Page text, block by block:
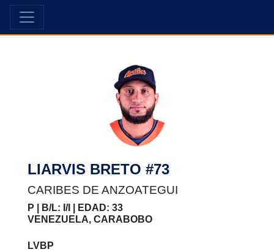
LIARVIS BRETO #73
CARIBES DE ANZOATEGUI
P | B/L: I/I | EDAD: 33
VENEZUELA, CARABOBO
LVBP